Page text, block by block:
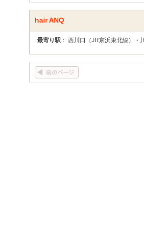
hair ANQ
最寄り駅 ： 西川口（JR京浜東北線）・